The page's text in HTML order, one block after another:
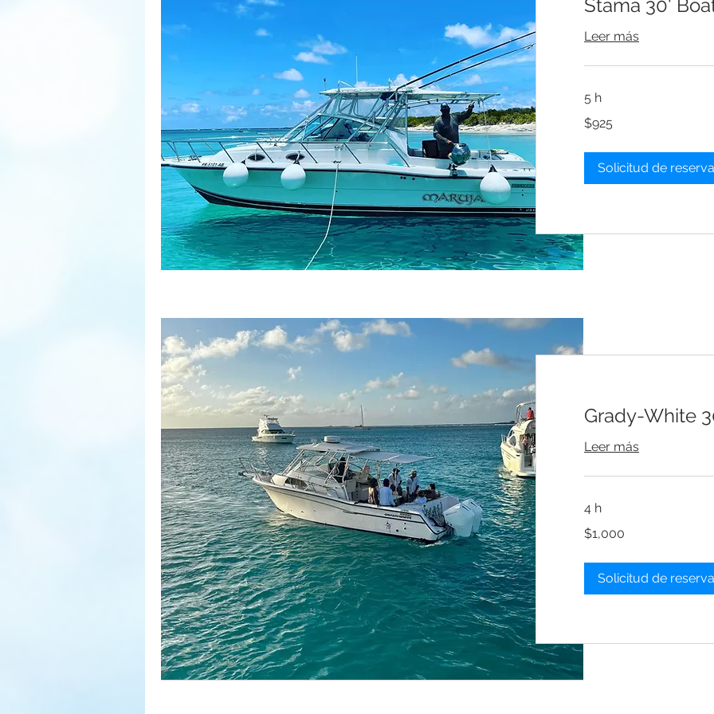
Stama 30'
Leer más
5 h
dólares
estadounidenses
$925
Solicitud de reserva
Grady-White
Leer más
4 h
dólares
$1,000
Solicitud de reserva